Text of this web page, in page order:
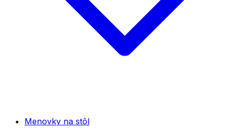
Menovky na stôl